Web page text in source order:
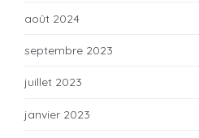
août 2024
septembre 2023
juillet 2023
janvier 2023